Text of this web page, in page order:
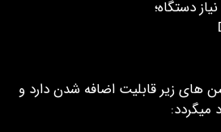
دستگاه؛
زیر قابلیت اضافه شدن دارد و
میگردد: